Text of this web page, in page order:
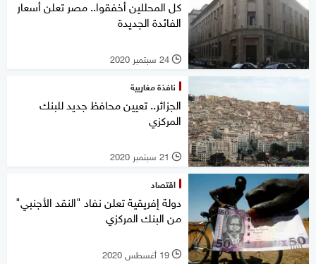
كل المحللين أخفقوا.. مصر تعلن أسعار
الفائدة الجديدة
l 24 سبتمبر 2020
نافذة مغاربية
الجزائر.. تعيين محافظ جديد للبنك
المركزي
l 21 سبتمبر 2020
اقتصاد
دولة إفريقية تعلن نفاد "النقد الأجنبي"
من البنك المركزي
l 19 أغسطس 2020